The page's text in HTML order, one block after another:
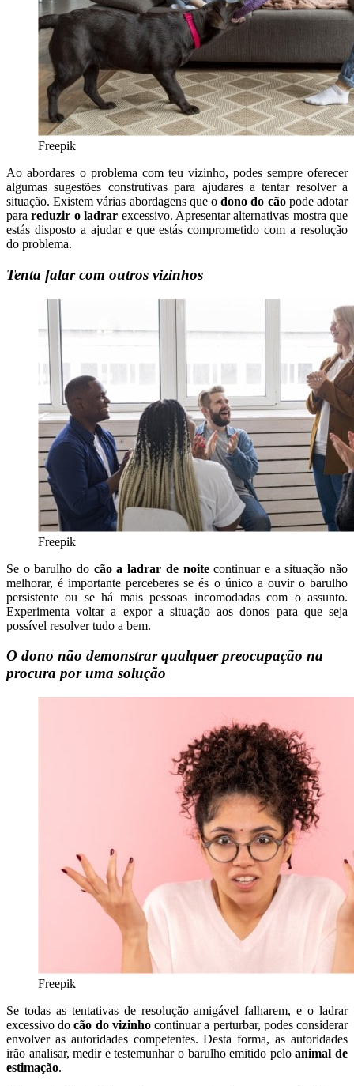
Freepik
Ao abordares o problema com teu vizinho, podes sempre oferecer
algumas sugestões construtivas para ajudares a tentar resolver a
situação. Existem várias abordagens que odono do cãopode adotar
parareduzir o ladrar excessivo. Apresentar alternativas mostra que
estás disposto a ajudar e que estás comprometido com a resolução
do problema.
Tenta falar com outros vizinhos
Freepik
Se o barulho do cão a ladrar de noitecontinuar e a situação não
melhorar, é importante perceberes se és o único a ouvir o barulho
persistente ou se há mais pessoas incomodadas com o assunto.
Experimenta voltar a expor a situação aos donos para que seja
possível resolver tudo a bem.
O dono não demonstrar qualquer preocupação na
procura por uma solução
Freepik
Se todas as tentativas de resolução amigável falharem, e o ladrar
excessivo docão do vizinhocontinuar a perturbar, podes considerar
envolver as autoridades competentes. Desta forma, as autoridades
irão analisar, medir e testemunhar o barulho emitido peloanimal de
estimação.